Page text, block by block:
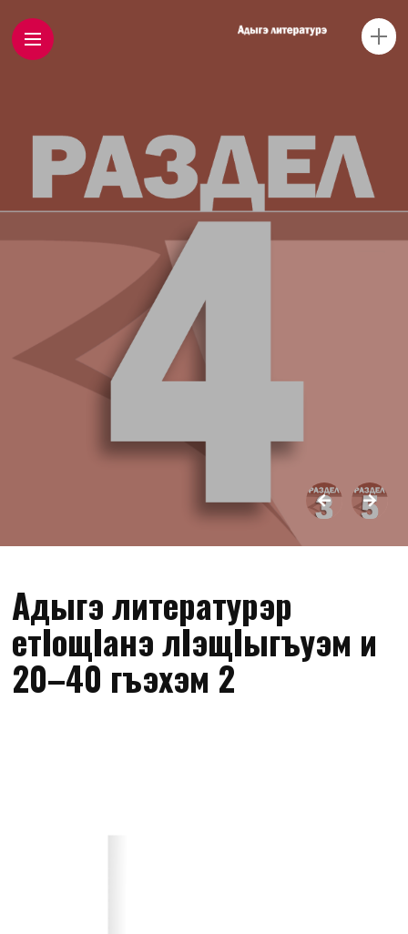
Адыгэ литературэр
етIощIанэ лIэщIыгъуэм и
20–40 гъэхэм 2